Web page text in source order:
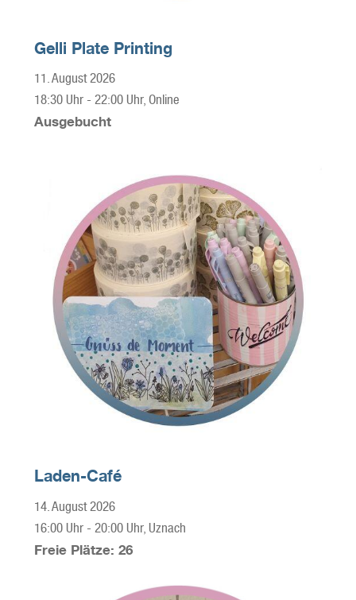
Gelli Plate Printing
11. August 2026
18:30 Uhr- 22:00 Uhr, Online
Ausgebucht
Laden-Café
14. August 2026
16:00 Uhr- 20:00 Uhr, Uznach
Freie Plätze: 26